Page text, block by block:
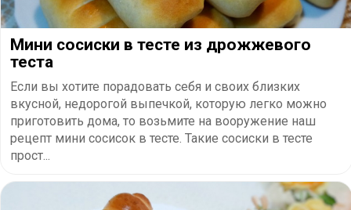
Мини сосиски в тесте из дрожжевого
теста
Если вы хотите порадовать себя и своих близких
вкусной, недорогой выпечкой, которую легко можно
приготовить дома, то возьмите на вооружение наш
рецепт мини сосисок в тесте. Такие сосиски в тесте
прост...